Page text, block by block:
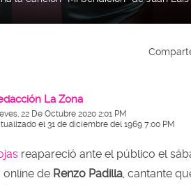
La Zona
22 De Octubre 2020 2:01 PM
el 31 de diciembre del 1969 7:00 PM
reapareció ante el público el
de Renzo Padilla , cantante